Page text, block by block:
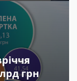
грн